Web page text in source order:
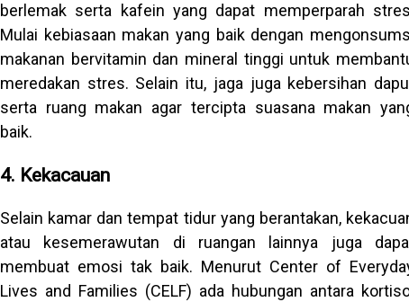
berlemak serta kafein yang dapat memperparah
Mulai kebiasaan makan yang baik dengan
makanan bervitamin dan mineral tinggi untuk
meredakan stres. Selain itu, jaga juga kebersihan
serta ruang makan agar tercipta suasana makan
baik.
4. Kekacauan
Selain kamar dan tempat tidur yang berantakan,
atau kesemerawutan di ruangan lainnya juga
membuat emosi tak baik. Menurut Center of
Lives and Families (CELF) ada hubungan antara